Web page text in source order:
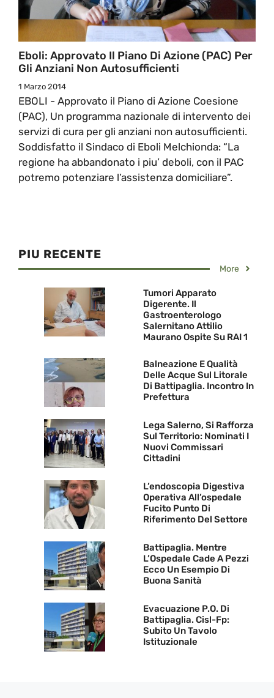
Eboli: Approvato Il Piano Di Azione (PAC) Per
Gli Anziani Non Autosufficienti
1 Marzo 2014
EBOLI - Approvato il Piano di Azione Coesione
(PAC), Un programma nazionale di intervento dei
servizi di cura per gli anziani non autosufficienti.
Soddisfatto il Sindaco di Eboli Melchionda: “La
regione ha abbandonato i piu’ deboli, con il PAC
potremo potenziare l’assistenza domiciliare”.
PIU RECENTE
More
Tumori Apparato
Digerente. Il
Gastroenterologo
Salernitano Attilio
Maurano Ospite Su RAI 1
Balneazione E Qualità
Delle Acque Sul Litorale
Di Battipaglia. Incontro In
Prefettura
Lega Salerno, Si Rafforza
Sul Territorio: Nominati I
Nuovi Commissari
Cittadini
L’endoscopia Digestiva
Operativa All’ospedale
Fucito Punto Di
Riferimento Del Settore
Battipaglia. Mentre
L’Ospedale Cade A Pezzi
Ecco Un Esempio Di
Buona Sanità
Evacuazione P.O. Di
Battipaglia. Cisl-Fp:
Subito Un Tavolo
Istituzionale